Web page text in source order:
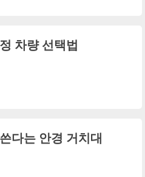
차량 선택법
다는 안경 거치대